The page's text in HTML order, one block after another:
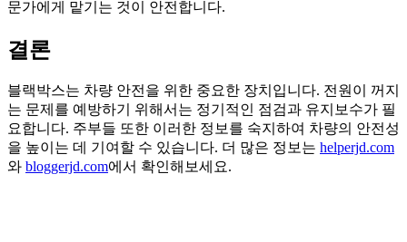
문가에게 맡기는 것이 안전합니다.
결론
블랙박스는 차량 안전을 위한 중요한 장치입니다. 전원이 꺼지
는 문제를 예방하기 위해서는 정기적인 점검과 유지보수가 필
요합니다. 주부들 또한 이러한 정보를 숙지하여 차량의 안전성
을 높이는 데 기여할 수 있습니다. 더 많은 정보는 helperjd.com
와 bloggerjd.com에서 확인해보세요.